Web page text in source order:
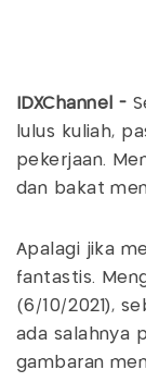
IDXChannel -
lulus kuliah,
pekerjaan.
dan bakat
Apalagi jika
fantastis.
(6/10/2021),
ada salahnya
gambaran